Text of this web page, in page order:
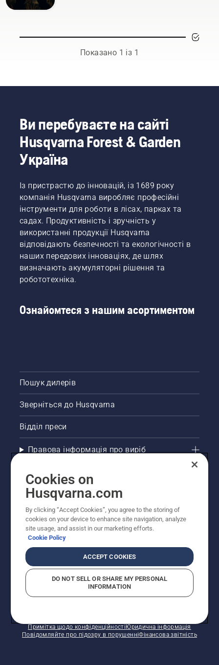
Показано 1 із 1
Ви перебуваєте на сайті
Husqvarna Forest & Garden
Україна
Із пристрастю до інновацій, із 1689 року
компанія Husqvarna виробляє професійні
інструменти для роботи в лісах, парках та
садах. Продуктивність і зручність у
використанні продукції Husqvarna
відповідають безпечності та екологічності в
наших передових інноваціях, де шлях
визначають акумуляторні рішення та
робототехніка.
Ознайомтеся з нашим асортиментом
Пошук дилерів
Зверніться до Husqvarna
Відділ преси
Правова інформація про виріб
Інші сайти Husqvarna
Рекомендовані інтернет-магазини
Примітка щодо конфіденційностіЮридична інформація
Повідомляйте про підозру в порушенніФінансова звітність
Cookies on
Husqvarna.com
By clicking “Accept Cookies”, you agree to the storing of
cookies on your device to enhance site navigation, analyze
site usage, and assist in our marketing efforts.
Cookie Policy
ACCEPT COOKIES
DO NOT SELL OR SHARE MY PERSONAL
INFORMATION